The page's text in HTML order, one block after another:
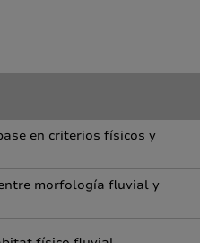
en criterios físicos y
morfología fluvial y